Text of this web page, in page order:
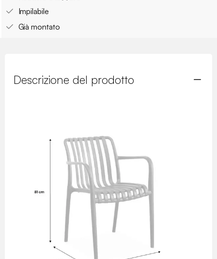
Impilabile
Già montato
Descrizione del prodotto